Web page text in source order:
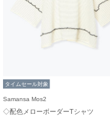
タイムセール対象
Samansa Mos2
◇配色メローボーダーTシャツ